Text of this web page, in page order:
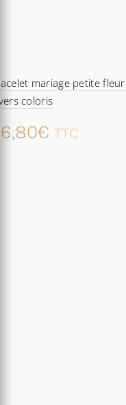
mariage petite
coloris
€ TTC